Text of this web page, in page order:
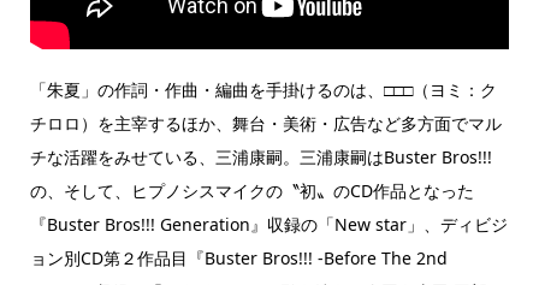
「朱夏」の作詞・作曲・編曲を手掛けるのは、□□□（ヨミ：ク
チロロ）を主宰するほか、舞台・美術・広告など多方面でマル
チな活躍をみせている、三浦康嗣。三浦康嗣はBuster Bros!!!
の、そして、ヒプノシスマイクの〝初〟のCD作品となった
『Buster Bros!!! Generation』収録の「New star」、ディビジ
ョン別CD第２作品目『Buster Bros!!! -Before The 2nd